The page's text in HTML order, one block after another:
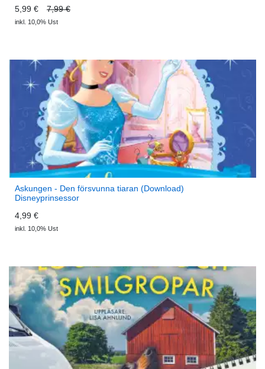
5,99 € 7,99 €
inkl. 10,0% Ust
Askungen - Den försvunna tiaran (Download)
Disneyprinsessor
4,99 €
inkl. 10,0% Ust